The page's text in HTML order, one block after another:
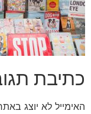
כתיבת
האימייל לא יוצג